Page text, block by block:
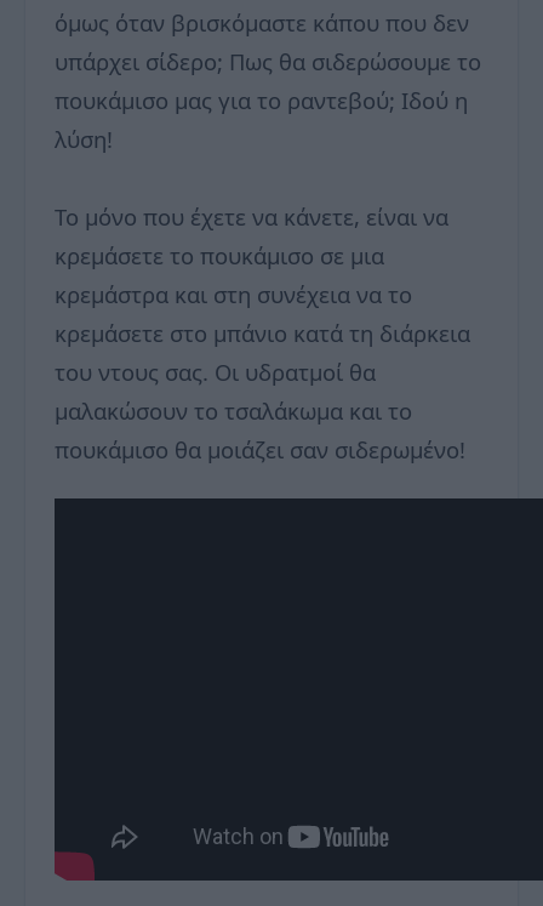
όμως όταν βρισκόμαστε κάπου που δεν
υπάρχει σίδερο; Πως θα σιδερώσουμε το
πουκάμισο μας για το ραντεβού; Ιδού η
λύση!
Το μόνο που έχετε να κάνετε, είναι να
κρεμάσετε το πουκάμισο σε μια
κρεμάστρα και στη συνέχεια να το
κρεμάσετε στο μπάνιο κατά τη διάρκεια
του ντους σας. Οι υδρατμοί θα
μαλακώσουν το τσαλάκωμα και το
πουκάμισο θα μοιάζει σαν σιδερωμένο!